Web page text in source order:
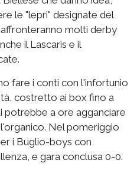
le "lepri" designate del
molti derby
il Lascaris e il
fare i conti con l'infortunio
costretto ai box fino a
potrebbe a ore agganciare
Nel pomeriggio
i Buglio-boys con
e gara conclusa 0-0.